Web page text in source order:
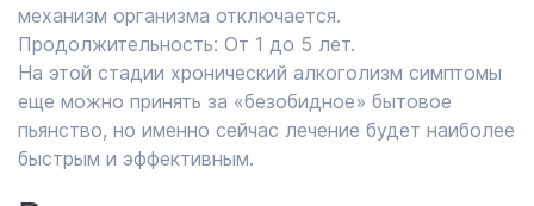
механизм организма отключается.
Продолжительность: От 1 до 5 лет.
На этой стадии хронический алкоголизм симптомы
еще можно принять за «безобидное» бытовое
пьянство, но именно сейчас лечение будет наиболее
быстрым и эффективным.